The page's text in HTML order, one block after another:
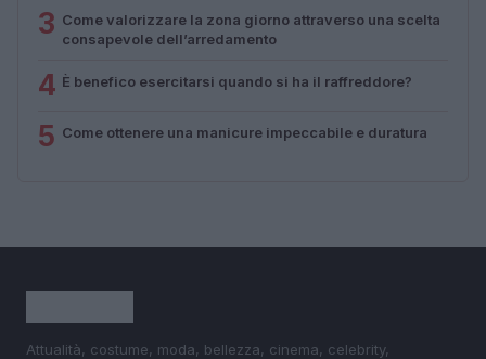
3 Come valorizzare la zona giorno attraverso una scelta
consapevole dell’arredamento
4 È benefico esercitarsi quando si ha il raffreddore?
5 Come ottenere una manicure impeccabile e duratura
Attualità, costume, moda, bellezza, cinema, celebrity,